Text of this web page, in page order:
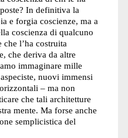
In definitiva la
e forgia coscienze, ma a
coscienza di qualcuno
che l’ha costruita
che deriva da altre
immaginare mille
nuovi immensi
– ma non
che tali architetture
mente. Ma forse anche
semplicistica del